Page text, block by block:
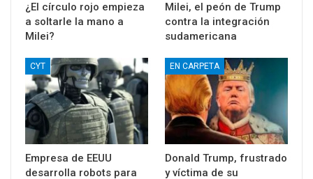
¿El círculo rojo empieza
a soltarle la mano a
Milei?
Milei, el peón de Trump
contra la integración
sudamericana
CYT
Empresa de EEUU
desarrolla robots para
EN CARPETA
Donald Trump, frustrado
y víctima de su